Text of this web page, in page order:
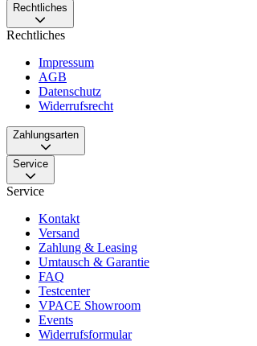
Rechtliches
Rechtliches
Impressum
AGB
Datenschutz
Widerrufsrecht
Zahlungsarten
Service
Service
Kontakt
Versand
Zahlung & Leasing
Umtausch & Garantie
FAQ
Testcenter
VPACE Showroom
Events
Widerrufsformular